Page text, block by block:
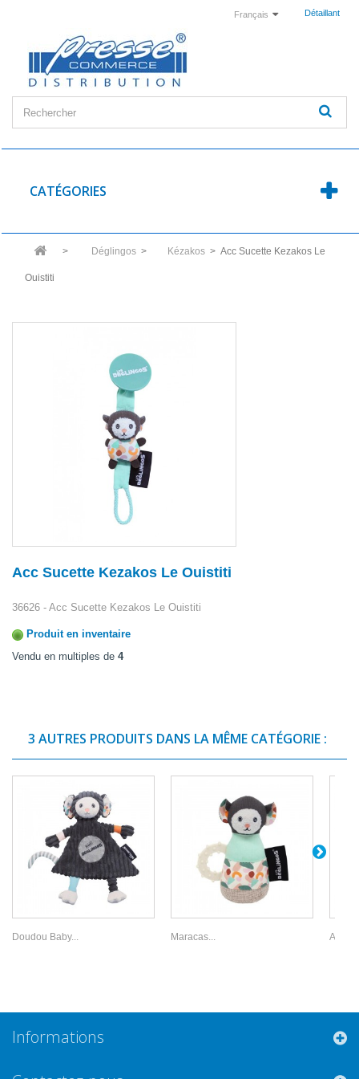
Détaillant
Français
CATÉGORIES
> Déglingos > Kézakos > Acc Sucette Kezakos Le
Ouistiti
Acc Sucette Kezakos Le Ouistiti
36626 - Acc Sucette Kezakos Le Ouistiti
Produit en inventaire
Vendu en multiples de 4
3 AUTRES PRODUITS DANS LA MÊME CATÉGORIE :
Doudou Baby... Maracas...
Informations